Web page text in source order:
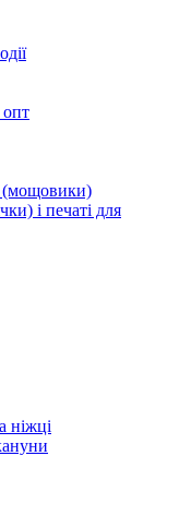
опт
(мощовики)
і печаті для
ніжці